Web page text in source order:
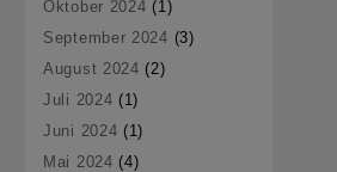
Oktober 2024 (1)
September 2024 (3)
August 2024 (2)
Juli 2024 (1)
Juni 2024 (1)
Mai 2024 (4)